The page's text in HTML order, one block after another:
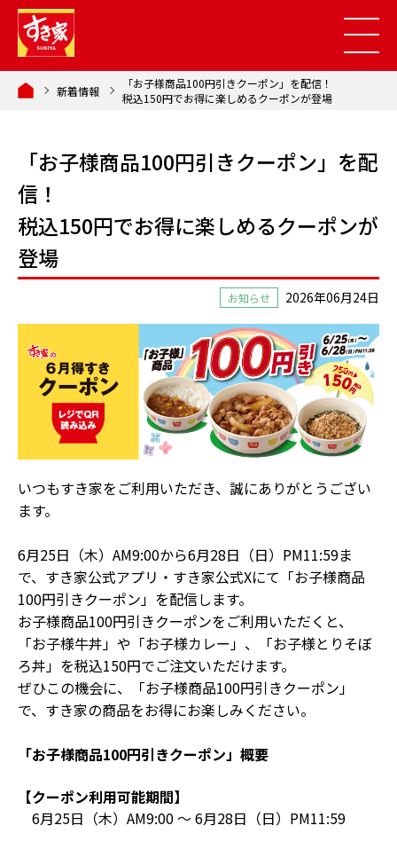
新着情報
「お子様商品100円引きクーポン」を配信！
税込150円でお得に楽しめるクーポンが登場
「お子様商品100円引きクーポン」を配
信！
税込150円でお得に楽しめるクーポンが
登場
お知らせ 2026年06月24日
いつもすき家をご利用いただき、誠にありがとうござい
ます。
6月25日（木）AM9:00から6月28日（日）PM11:59ま
で、すき家公式アプリ・すき家公式Xにて「お子様商品
100円引きクーポン」を配信します。
お子様商品100円引きクーポンをご利用いただくと、
「お子様牛丼」や「お子様カレー」、「お子様とりそぼ
ろ丼」を税込150円でご注文いただけます。
ぜひこの機会に、「お子様商品100円引きクーポン」
で、すき家の商品をお得にお楽しみください。
「お子様商品100円引きクーポン」概要
【クーポン利用可能期間】
6月25日（木）AM9:00 ～ 6月28日（日）PM11:59